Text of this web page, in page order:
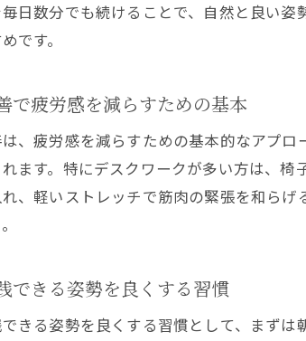
日数分でも続けることで、自然と良い
です。
で疲労感を減らすための基本
、疲労感を減らすための基本的なアプ
ます。特にデスクワークが多い方は、
、軽いストレッチで筋肉の緊張を和ら
できる姿勢を良くする習慣
きる姿勢を良くする習慣として、まず